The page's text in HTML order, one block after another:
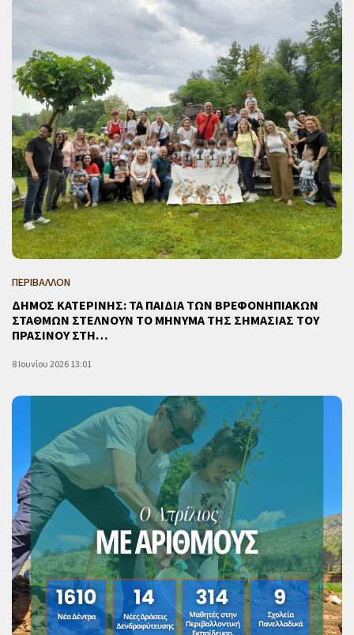
ΠΕΡΙΒΑΛΛΟΝ
ΔΗΜΟΣ ΚΑΤΕΡΙΝΗΣ: ΤΑ ΠΑΙΔΙΑ ΤΩΝ ΒΡΕΦΟΝΗΠΙΑΚΩΝ
ΣΤΑΘΜΩΝ ΣΤΕΛΝΟΥΝ ΤΟ ΜΗΝΥΜΑ ΤΗΣ ΣΗΜΑΣΙΑΣ ΤΟΥ
ΠΡΑΣΙΝΟΥ ΣΤΗ…
8 Ιουνίου 2026 13:01